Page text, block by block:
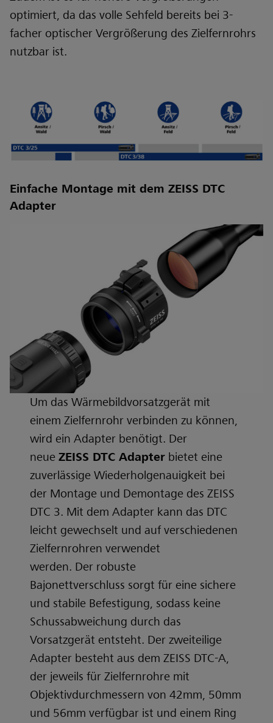
optimiert, da das volle Sehfeld bereits bei 3-
facher optischer Vergrößerung des Zielfernrohrs
nutzbar ist.
Einfache Montage mit dem ZEISS DTC
Adapter
Um das Wärmebildvorsatzgerät mit
einem Zielfernrohr verbinden zu können,
wird ein Adapter benötigt. Der
neueZEISS DTC Adapter bietet eine
zuverlässige Wiederholgenauigkeit bei
der Montage und Demontage des ZEISS
DTC 3. Mit dem Adapter kann das DTC
leicht gewechselt und auf verschiedenen
Zielfernrohren verwendet
werden. Der robuste
Bajonettverschluss sorgt für eine sichere
und stabile Befestigung, sodass keine
Schussabweichung durch das
Vorsatzgerät entsteht. Der zweiteilige
Adapter besteht aus dem ZEISS DTC-A,
der jeweils für Zielfernrohre mit
Objektivdurchmessern von 42mm, 50mm
und 56mm verfügbar ist und einem Ring